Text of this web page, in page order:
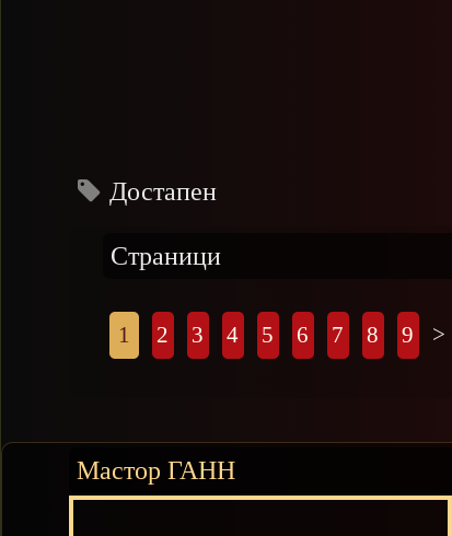
Достапен
Страници
1 2 3 4 5 6 7 8 9 >
Мастор ГАНН